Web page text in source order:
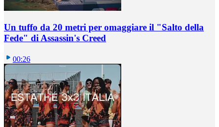
Un tuffo da 20 metri per omaggiare il "Salto della
Fede" di Assassin's Creed
00:26